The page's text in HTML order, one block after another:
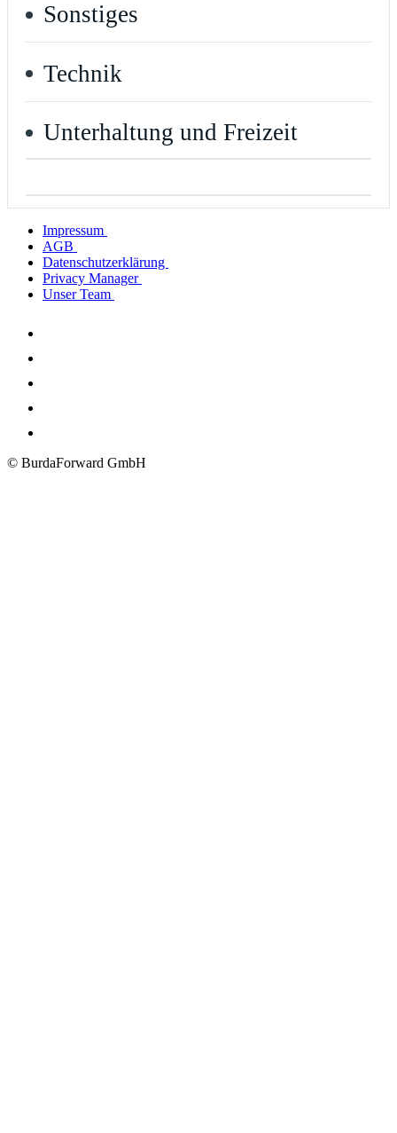
Sonstiges
Technik
Unterhaltung und Freizeit
Impressum
AGB
Datenschutzerklärung
Privacy Manager
Unser Team
© BurdaForward GmbH